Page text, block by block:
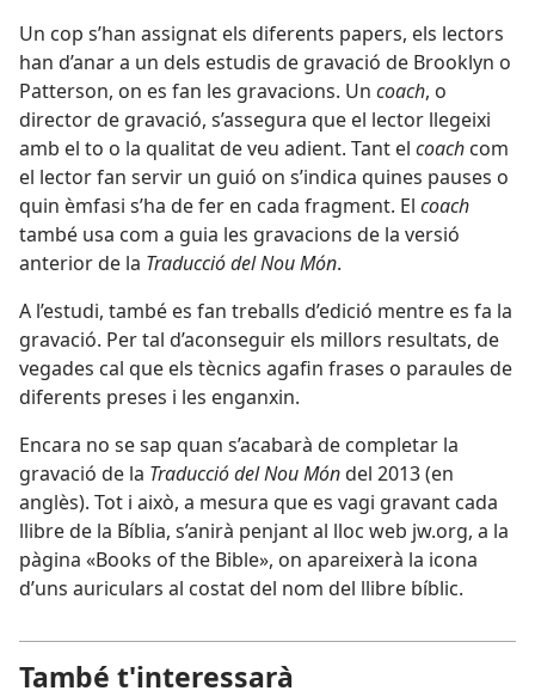
Un cop s’han assignat els diferents papers, els lectors
han d’anar a un dels estudis de gravació de Brooklyn o
Patterson, on es fan les gravacions. Un coach, o
director de gravació, s’assegura que el lector llegeixi
amb el to o la qualitat de veu adient. Tant el coach com
el lector fan servir un guió on s’indica quines pauses o
quin èmfasi s’ha de fer en cada fragment. El coach
també usa com a guia les gravacions de la versió
anterior de la Traducció del Nou Món.
A l’estudi, també es fan treballs d’edició mentre es fa la
gravació. Per tal d’aconseguir els millors resultats, de
vegades cal que els tècnics agafin frases o paraules de
diferents preses i les enganxin.
Encara no se sap quan s’acabarà de completar la
gravació de la Traducció del Nou Móndel 2013 (en
anglès). Tot i això, a mesura que es vagi gravant cada
llibre de la Bíblia, s’anirà penjant al lloc web jw.org, a la
pàgina «Books of the Bible», on apareixerà la icona
d’uns auriculars al costat del nom del llibre bíblic.
També t'interessarà